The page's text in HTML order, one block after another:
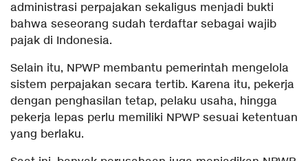
administrasi perpajakan sekaligus menjadi bukti
bahwa seseorang sudah terdaftar sebagai wajib
pajak di Indonesia.
Selain itu, NPWP membantu pemerintah mengelola
sistem perpajakan secara tertib. Karena itu, pekerja
dengan penghasilan tetap, pelaku usaha, hingga
pekerja lepas perlu memiliki NPWP sesuai ketentuan
yang berlaku.